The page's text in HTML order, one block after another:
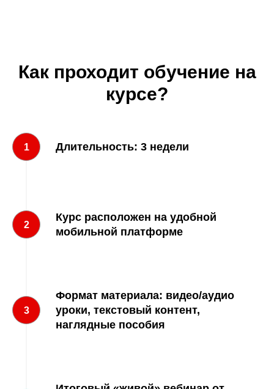
Как проходит обучение на
курсе?
1 Длительность: 3 недели
2
Курс расположен на удобной
мобильной платформе
3
Формат материала: видео/аудио
уроки, текстовый контент,
наглядные пособия